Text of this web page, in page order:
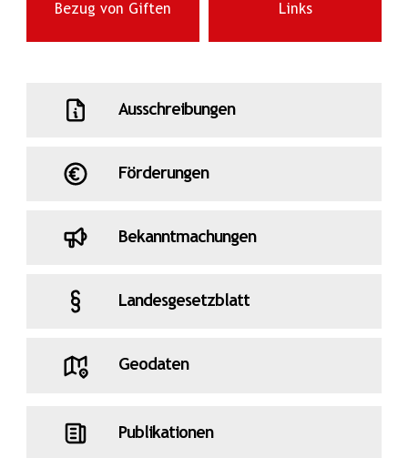
Bezug von Giften Links
Ausschreibungen
Förderungen
Bekanntmachungen
Landesgesetzblatt
Geodaten
Publikationen